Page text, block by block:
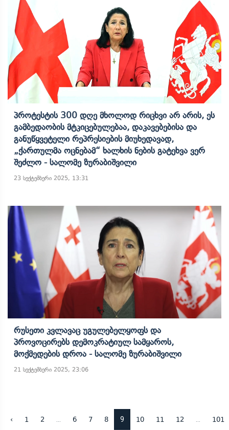
Პროტესტის 300 Დღე Მხოლოდ Რიცხვი Არ Არის, Ეს
Გამბედაობის Მტკიცებულებაა, Დაკავებებისა Და
Განუწყვეტელი Რეპრესიების Მიუხედავად,
„ქართულმა Ოცნებამ“ Ხალხის Ნების Გატეხვა Ვერ
Შეძლო - Სალომე Ზურაბიშვილი
23 სექტემბერი 2025, 13:31
Რუსეთი Კვლავაც Უგულებელყოფს Და
Პროვოცირებს Დემოკრატიულ Სამყაროს,
Მოქმედების Დროა - Სალომე Ზურაბიშვილი
21 სექტემბერი 2025, 23:06
‹ 1 2 6 7 8 9 10 11 12 101